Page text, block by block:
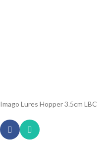
Imago Lures Hopper 3.5cm LBC